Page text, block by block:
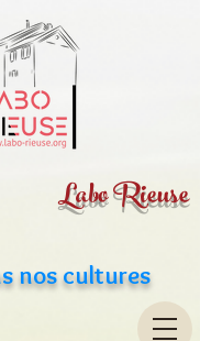
Labo Rieuse
nos cultures